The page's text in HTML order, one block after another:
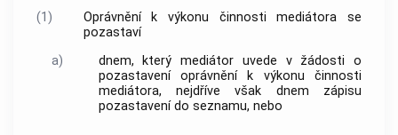
(1)
Oprávnění k výkonu činnosti mediátora se
pozastaví
a)
dnem, kterýmediátor uvede v žádosti o
pozastavení oprávnění k výkonu činnosti
mediátora, nejdříve však dnem zápisu
pozastavení do seznamu, nebo